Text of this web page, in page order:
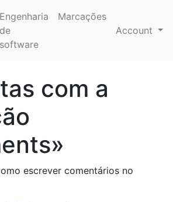
Engenharia
de
software
Marcações
Account
com a
escrever comentários no